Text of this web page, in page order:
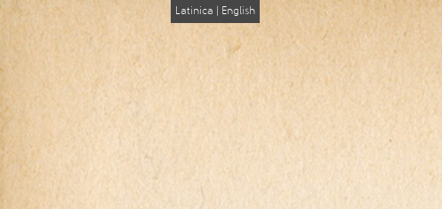
Latinica English